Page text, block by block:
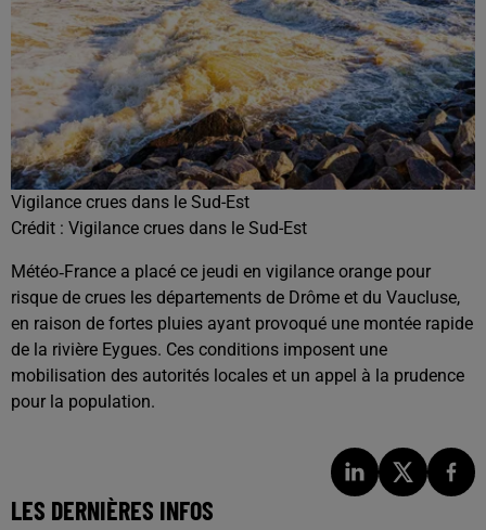
Vigilance crues dans le Sud-Est
Crédit : Vigilance crues dans le Sud-Est
Météo‑France a placé ce jeudi en vigilance orange pour
risque de crues les départements de Drôme et du Vaucluse,
en raison de fortes pluies ayant provoqué une montée rapide
de la rivière Eygues. Ces conditions imposent une
mobilisation des autorités locales et un appel à la prudence
pour la population.
LES DERNIÈRES INFOS